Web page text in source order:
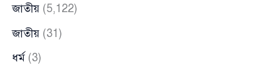
জাতীয় (5,122)
জাতীয় (31)
ধর্ম (3)